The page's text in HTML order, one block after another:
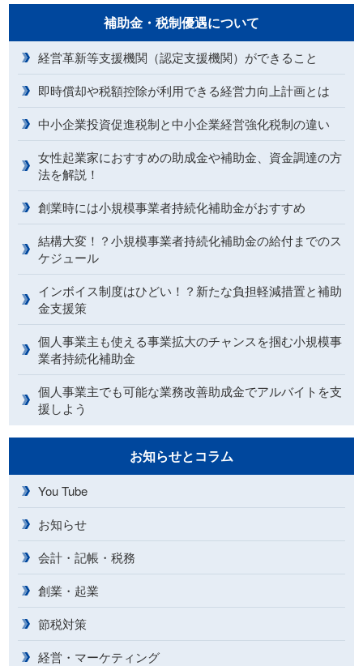
補助金・税制優遇について
経営革新等支援機関（認定支援機関）ができること
即時償却や税額控除が利用できる経営力向上計画とは
中小企業投資促進税制と中小企業経営強化税制の違い
女性起業家におすすめの助成金や補助金、資金調達の方
法を解説！
創業時には小規模事業者持続化補助金がおすすめ
結構大変！？小規模事業者持続化補助金の給付までのス
ケジュール
インボイス制度はひどい！？新たな負担軽減措置と補助
金支援策
個人事業主も使える事業拡大のチャンスを掴む小規模事
業者持続化補助金
個人事業主でも可能な業務改善助成金でアルバイトを支
援しよう
お知らせとコラム
You Tube
お知らせ
会計・記帳・税務
創業・起業
節税対策
経営・マーケティング